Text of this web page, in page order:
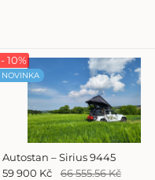
Autostan – Sirius 9445
NOVINKA
- 10%
59 900 Kč 66 555.56 Kč